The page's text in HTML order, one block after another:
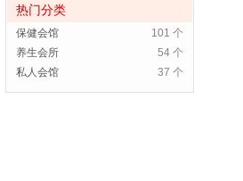
热门分类
101 个
保健会馆
54 个
养生会所
37 个
私人会馆